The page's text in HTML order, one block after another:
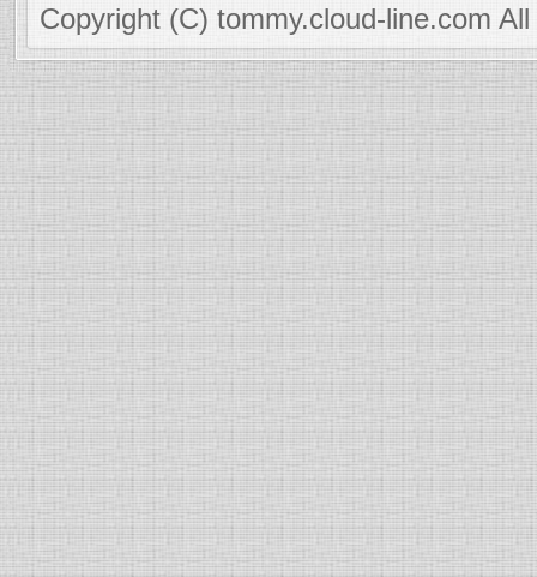
Copyright (C) tommy.cloud-line.com